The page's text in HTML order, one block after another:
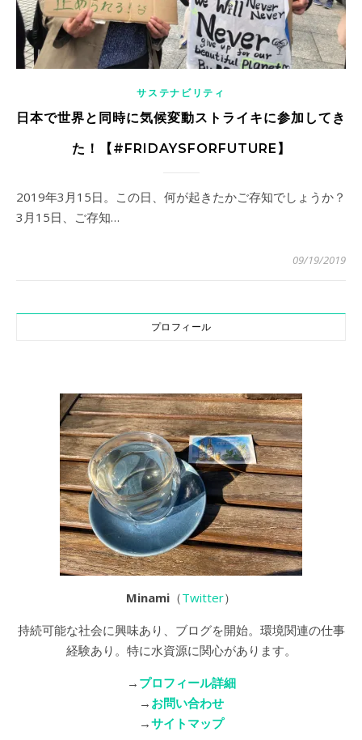
サステナビリティ
日本で世界と同時に気候変動ストライキに参加してき
た！【#FRIDAYSFORFUTURE】
2019年3月15日。この日、何が起きたかご存知でしょうか？
3月15日、ご存知…
09/19/2019
プロフィール
Minami （Twitter）
持続可能な社会に興味あり、ブログを開始。環境関連の仕事
経験あり。特に水資源に関心があります。
→ プロフィール詳細
→ お問い合わせ
→サイトマップ